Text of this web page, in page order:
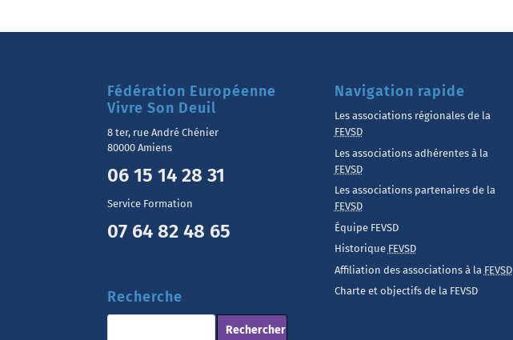
Fédération Européenne
Vivre Son Deuil
8 ter, rue André Chénier
80000 Amiens
06 15 14 28 31
Service Formation
07 64 82 48 65
Recherche
Navigation rapide
Les associations régionales de la
FEVSD
Les associations adhérentes à la
FEVSD
Les associations partenaires de la
FEVSD
Équipe FEVSD
Historique FEVSD
Affiliation des associations à la FEVSD
Charte et objectifs de la FEVSD